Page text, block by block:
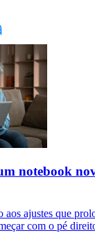
notebook
ajustes que
com o pé